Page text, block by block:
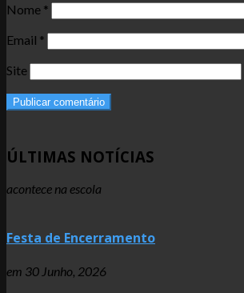
Nome *
Email *
Site
ÚLTIMAS NOTÍCIAS
acontece na escola
Festa de Encerramento
em 30 Junho, 2026